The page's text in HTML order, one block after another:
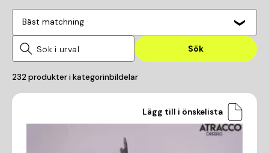
Bäst matchning
Sök
232 produkter i kategorinbildelar
Lägg till i önskelista